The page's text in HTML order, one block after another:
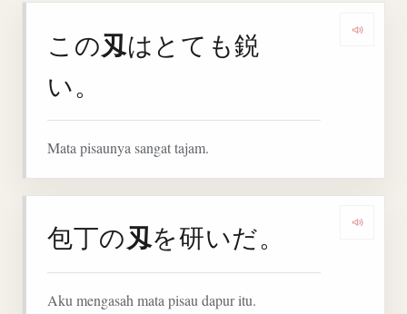
この刄はとても鋭
い。
Mata pisaunya sangat tajam.
包丁の刄を研いだ。
Aku mengasah mata pisau dapur itu.